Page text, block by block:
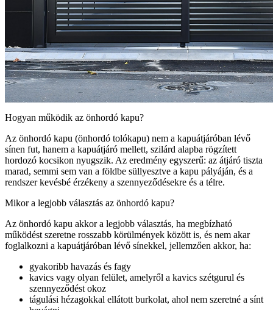
Hogyan működik az önhordó kapu?
Az önhordó kapu (önhordó tolókapu) nem a kapuátjáróban lévő
sínen fut, hanem a kapuátjáró mellett, szilárd alapba rögzített
hordozó kocsikon nyugszik. Az eredmény egyszerű: az átjáró tiszta
marad, semmi sem van a földbe süllyesztve a kapu pályáján, és a
rendszer kevésbé érzékeny a szennyeződésekre és a télre.
Mikor a legjobb választás az önhordó kapu?
Az önhordó kapu akkor a legjobb választás, ha megbízható
működést szeretne rosszabb körülmények között is, és nem akar
foglalkozni a kapuátjáróban lévő sínekkel, jellemzően akkor, ha:
gyakoribb havazás és fagy
kavics vagy olyan felület, amelyről a kavics szétgurul és
szennyeződést okoz
tágulási hézagokkal ellátott burkolat, ahol nem szeretné a sínt